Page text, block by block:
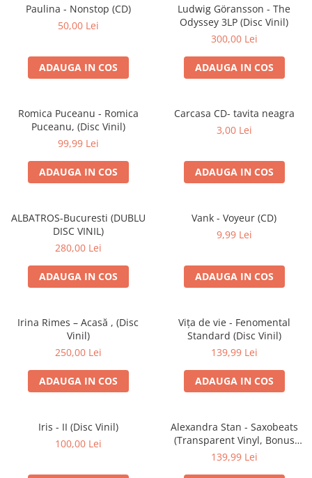
Viniluri Românești
Colecția Electrecord
Paulina - Nonstop (CD)
50,00 Lei
ADAUGA IN COS
Ludwig Göransson - The
Odyssey 3LP (Disc Vinil)
300,00 Lei
ADAUGA IN COS
Romica Puceanu - Romica
Puceanu, (Disc Vinil)
99,99 Lei
ADAUGA IN COS
Carcasa CD- tavita neagra
3,00 Lei
ADAUGA IN COS
ALBATROS-Bucuresti (DUBLU
DISC VINIL)
280,00 Lei
ADAUGA IN COS
Vank - Voyeur (CD)
9,99 Lei
ADAUGA IN COS
Irina Rimes – Acasă , (Disc
Vinil)
250,00 Lei
ADAUGA IN COS
Vița de vie - Fenomental
Standard (Disc Vinil)
139,99 Lei
ADAUGA IN COS
Iris - II (Disc Vinil)
100,00 Lei
Alexandra Stan - Saxobeats
(Transparent Vinyl, Bonus
Tracks) ) (Disc Vinil)
139,99 Lei